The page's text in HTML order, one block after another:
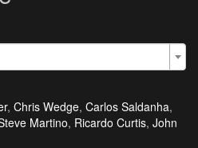
, Chris Wedge, Carlos Saldanha,
Martino, Ricardo Curtis, John